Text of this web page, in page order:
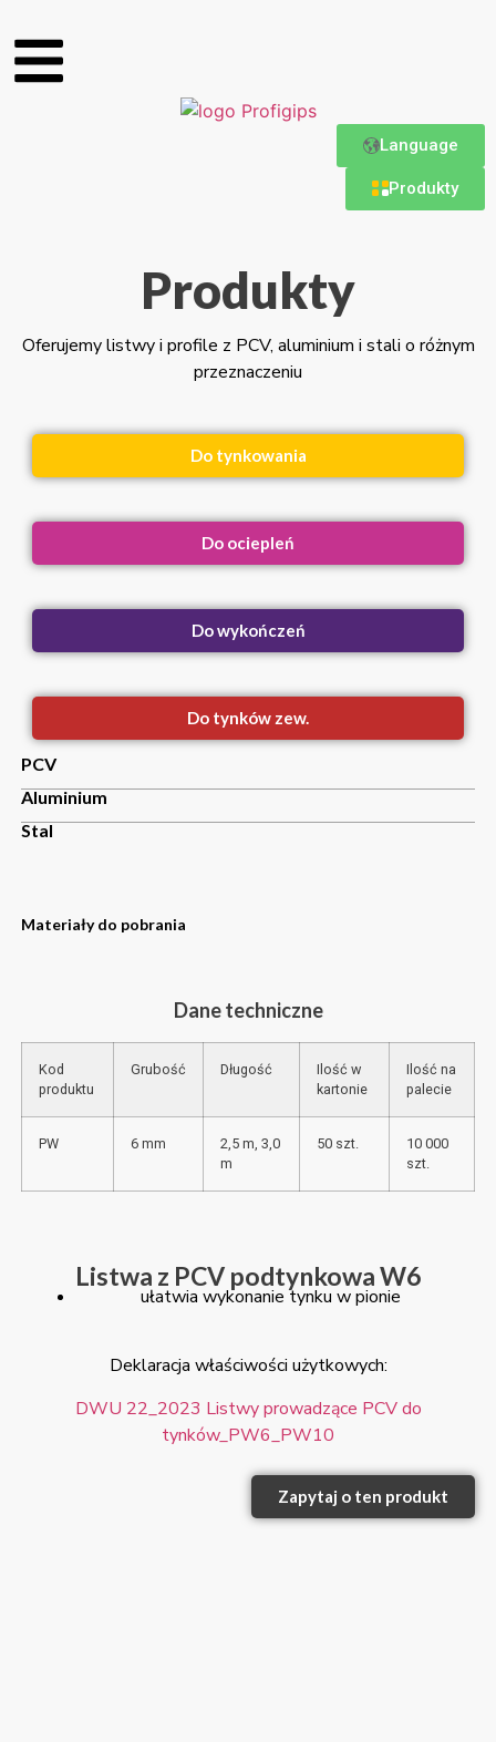
Language
Produkty
Produkty
Oferujemy listwy i profile z PCV, aluminium i stali o różnym
przeznaczeniu
Do tynkowania
Do ociepleń
Do wykończeń
Do tynków zew.
PCV
Aluminium
Stal
Materiały do pobrania
Dane techniczne
Kod
produktu
Grubość Długość
Ilość w
kartonie
Ilość na
palecie
PW 6 mm
2,5 m, 3,0
m
50 szt.
10 000
szt.
Listwa z PCV podtynkowa W6
ułatwia wykonanie tynku w pionie
Deklaracja właściwości użytkowych:
DWU 22_2023 Listwy prowadzące PCV do
tynków_PW6_PW10
Zapytaj o ten produkt